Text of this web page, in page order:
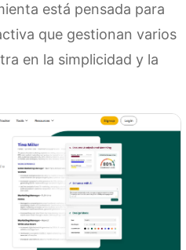
está pensada para
que gestionan varios
en la simplicidad y la